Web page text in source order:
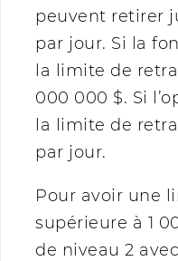
peuvent retirer
par jour. Si la
la limite de
000 000 $. Si
la limite de
par jour.
Pour avoir une
supérieure à 1
de niveau 2